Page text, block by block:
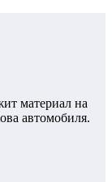
материал на
автомобиля.